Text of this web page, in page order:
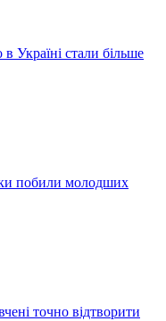
Україні стали більше
побили молодших
точно відтворити